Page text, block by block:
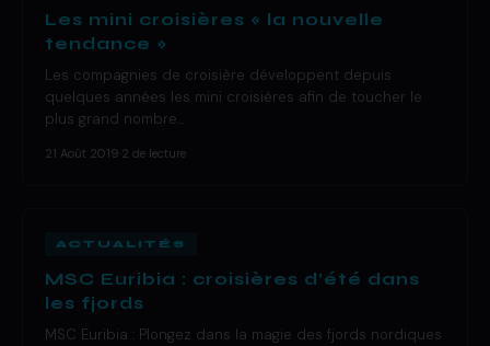
Les mini croisières « la nouvelle
tendance »
Les compagnies de croisière développent depuis
quelques années les mini croisières afin de toucher le
plus grand nombre…
21 Août 2019 2 de lecture
ACTUALITÉS
MSC Euribia : croisières d’été dans
les fjords
MSC Euribia : Plongez dans la magie des fjords nordiques